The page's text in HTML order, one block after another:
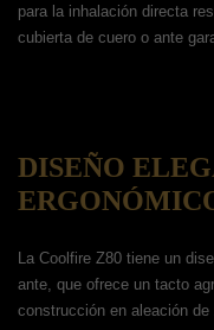
para la inhalación directa
cubierta de cuero o ante
DISEÑO
La Coolfire Z80 tiene un
ante, que ofrece un tacto
construcción en aleación de